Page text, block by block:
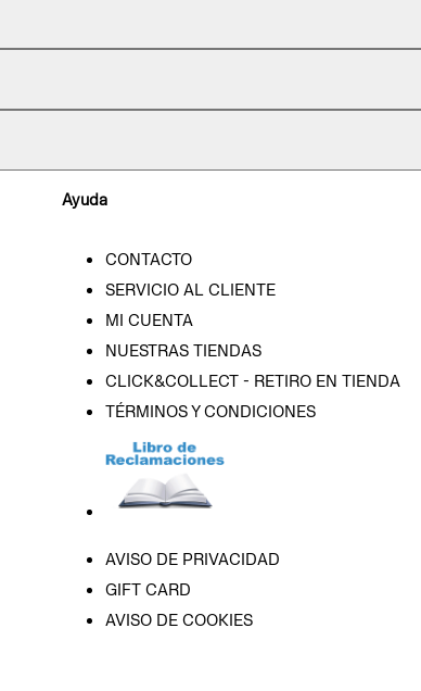
Ayuda
CONTACTO
SERVICIO AL CLIENTE
MI CUENTA
NUESTRAS TIENDAS
CLICK&COLLECT - RETIRO EN TIENDA
TÉRMINOS Y CONDICIONES
AVISO DE PRIVACIDAD
GIFT CARD
AVISO DE COOKIES